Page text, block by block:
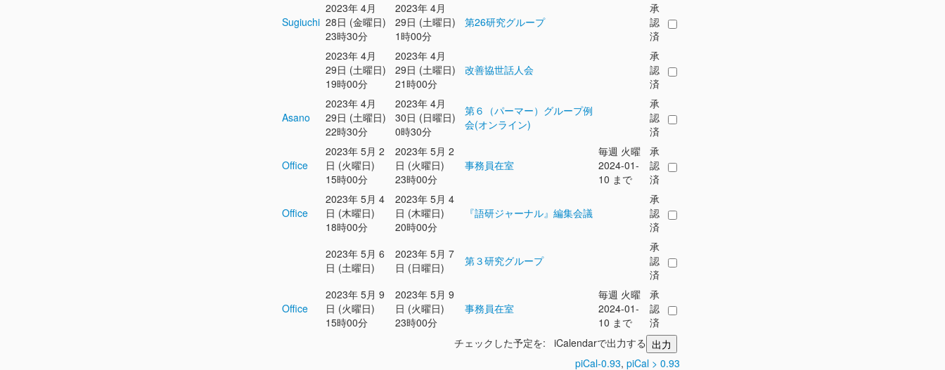
Sugiuchi
2023年 4月
28日 (金曜日)
23時30分
2023年 4月
29日 (土曜日)
1時00分
第26研究グループ
承
認
済
2023年 4月
29日 (土曜日)
19時00分
2023年 4月
29日 (土曜日)
21時00分
改善協世話人会
承
認
済
Asano
2023年 4月
29日 (土曜日)
22時30分
2023年 4月
30日 (日曜日)
0時30分
第６（パーマー）グループ例
会(オンライン)
承
認
済
Office
2023年 5月 2
日 (火曜日)
15時00分
2023年 5月 2
日 (火曜日)
23時00分
事務員在室
毎週 火曜
2024-01-
10 まで
承
認
済
Office
2023年 5月 4
日 (木曜日)
18時00分
2023年 5月 4
日 (木曜日)
20時00分
『語研ジャーナル』編集会議
承
認
済
2023年 5月 6
日 (土曜日)
2023年 5月 7
日 (日曜日)
第３研究グループ
承
認
済
Office
2023年 5月 9
日 (火曜日)
15時00分
2023年 5月 9
日 (火曜日)
23時00分
事務員在室
毎週 火曜
2024-01-
10 まで
承
認
済
チェックした予定を: iCalendarで出力する
piCal-0.93, piCal > 0.93